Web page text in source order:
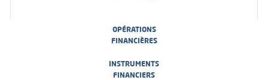
OPÉRATIONS
FINANCIÈRES
INSTRUMENTS
FINANCIERS